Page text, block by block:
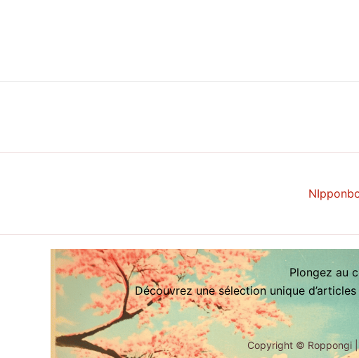
Plongez au
Découvrez une sélection unique
Copyright © Roppongi